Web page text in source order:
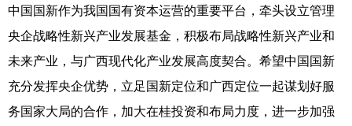
悦读 公益 书画 一带一路
亚太网 上市公司 文化产业
地方频道
中国国新作为我国国有资本运营的重要平台，牵头设立管理
央企战略性新兴产业发展基金，积极布局战略性新兴产业和
未来产业，与广西现代化产业发展高度契合。希望中国国新
充分发挥央企优势，立足国新定位和广西定位一起谋划好服
务国家大局的合作，加大在桂投资和布局力度，进一步加强